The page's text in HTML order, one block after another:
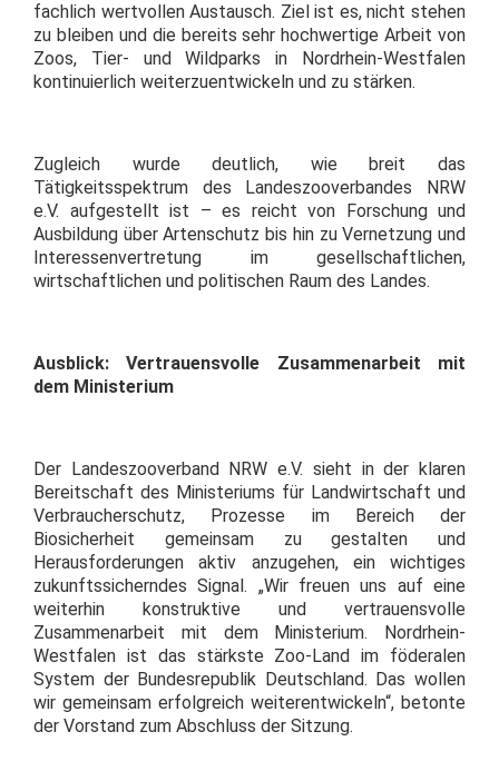
fachlich wertvollen Austausch. Ziel ist es, nicht stehen
zu bleiben und die bereits sehr hochwertige Arbeit von
Zoos, Tier- und Wildparks in Nordrhein-Westfalen
kontinuierlich weiterzuentwickeln und zu stärken.
Zugleich wurde deutlich, wie breit das
Tätigkeitsspektrum des Landeszooverbandes NRW
e.V. aufgestellt ist – es reicht von Forschung und
Ausbildung über Artenschutz bis hin zu Vernetzung und
Interessenvertretung im gesellschaftlichen,
wirtschaftlichen und politischen Raum des Landes.
Ausblick: Vertrauensvolle Zusammenarbeit mit
dem Ministerium
Der Landeszooverband NRW e.V. sieht in der klaren
Bereitschaft des Ministeriums für Landwirtschaft und
Verbraucherschutz, Prozesse im Bereich der
Biosicherheit gemeinsam zu gestalten und
Herausforderungen aktiv anzugehen, ein wichtiges
zukunftssicherndes Signal. „Wir freuen uns auf eine
weiterhin konstruktive und vertrauensvolle
Zusammenarbeit mit dem Ministerium. Nordrhein-
Westfalen ist das stärkste Zoo-Land im föderalen
System der Bundesrepublik Deutschland. Das wollen
wir gemeinsam erfolgreich weiterentwickeln“, betonte
der Vorstand zum Abschluss der Sitzung.